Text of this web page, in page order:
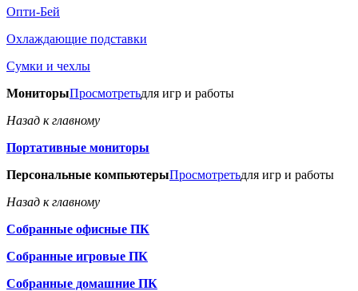
Опти-Бей
Охлаждающие подставки
Сумки и чехлы
МониторыПросмотретьдля игр и работы
Назад к главному
Портативные мониторы
Персональные компьютерыПросмотретьдля игр и работы
Назад к главному
Собранные офисные ПК
Собранные игровые ПК
Собранные домашние ПК